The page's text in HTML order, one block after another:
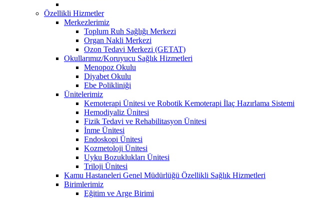
Özellikli Hizmetler
Merkezlerimiz
Toplum Ruh Sağlığı Merkezi
Organ Nakli Merkezi
Ozon Tedavi Merkezi (GETAT)
Okullarımız/Koruyucu Sağlık Hizmetleri
Menopoz Okulu
Diyabet Okulu
Ebe Polikliniği
Ünitelerimiz
Kemoterapi Ünitesi ve Robotik Kemoterapi İlaç Hazırlama Sistemi
Hemodiyaliz Ünitesi
Fizik Tedavi ve Rehabilitasyon Ünitesi
İnme Ünitesi
Endoskopi Ünitesi
Kozmetoloji Ünitesi
Uyku Bozuklukları Ünitesi
Triloji Ünitesi
Kamu Hastaneleri Genel Müdürlüğü Özellikli Sağlık Hizmetleri
Birimlerimiz
Eğitim ve Arge Birimi